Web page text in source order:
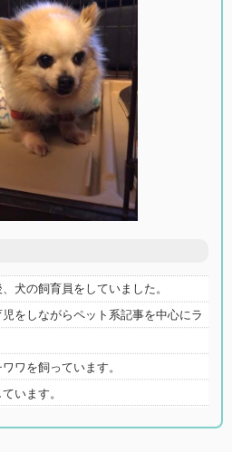
犬の飼育員をしていました。
をしながらペット系記事を中心にラ
ワを飼っています。
います。